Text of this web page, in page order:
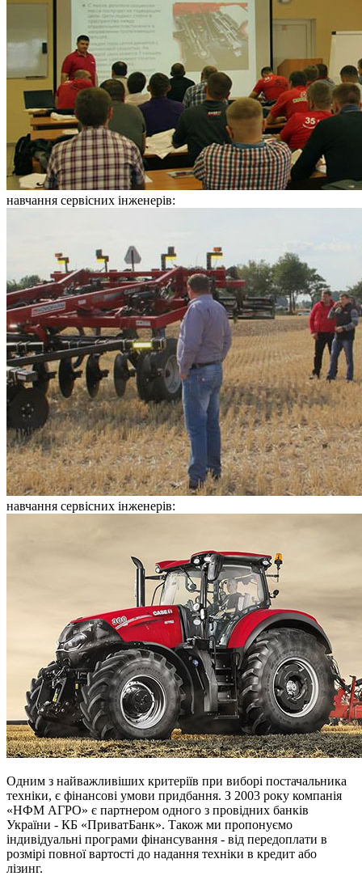
навчання сервісних інженерів:
навчання сервісних інженерів:
Одним з найважливіших критеріїв при виборі постачальника
техніки, є фінансові умови придбання. З 2003 року компанія
«НФМ АГРО» є партнером одного з провідних банків
України - КБ «ПриватБанк». Також ми пропонуємо
індивідуальні програми фінансування - від передоплати в
розмірі повної вартості до надання техніки в кредит або
лізинг.